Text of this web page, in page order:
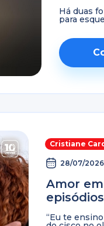
Há duas
para
Cristiane
28/07/2026
Amor
UNIVER
“Eu te